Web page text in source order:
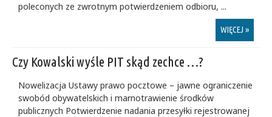
poleconych ze zwrotnym potwierdzeniem odbioru, ...
WIĘCEJ »
Czy Kowalski wyśle PIT skąd zechce …?
Nowelizacja Ustawy prawo pocztowe – jawne ograniczenie
swobód obywatelskich i marnotrawienie środków
publicznych Potwierdzenie nadania przesyłki rejestrowanej